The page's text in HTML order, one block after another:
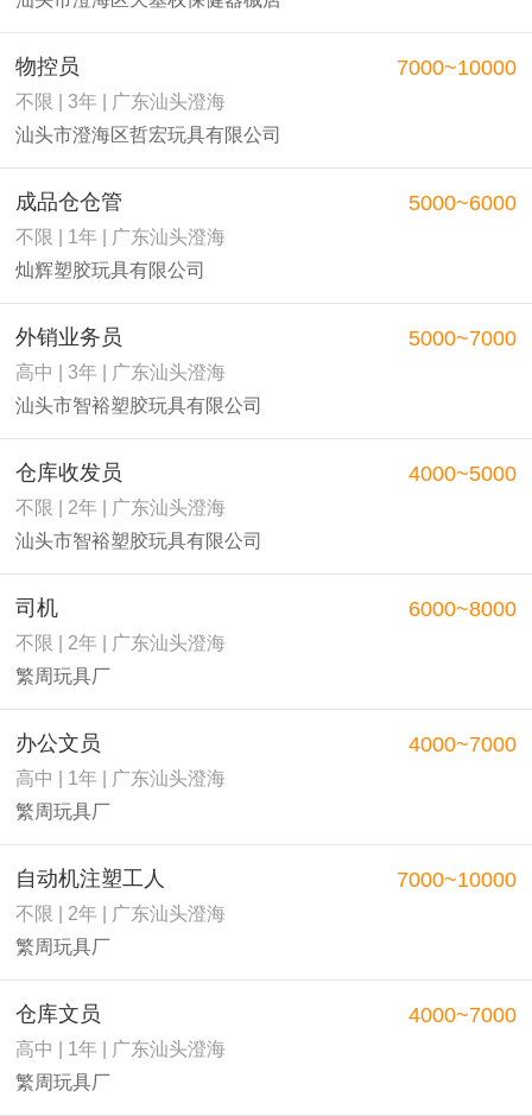
物控员
不限 | 3年 | 广东汕头澄海
汕头市澄海区哲宏玩具有限公司
7000~10000
成品仓仓管
不限 | 1年 | 广东汕头澄海
灿辉塑胶玩具有限公司
5000~6000
外销业务员
高中 | 3年 | 广东汕头澄海
汕头市智裕塑胶玩具有限公司
5000~7000
仓库收发员
不限 | 2年 | 广东汕头澄海
汕头市智裕塑胶玩具有限公司
4000~5000
司机
不限 | 2年 | 广东汕头澄海
繁周玩具厂
6000~8000
办公文员
高中 | 1年 | 广东汕头澄海
繁周玩具厂
4000~7000
自动机注塑工人
不限 | 2年 | 广东汕头澄海
繁周玩具厂
7000~10000
仓库文员
高中 | 1年 | 广东汕头澄海
繁周玩具厂
4000~7000